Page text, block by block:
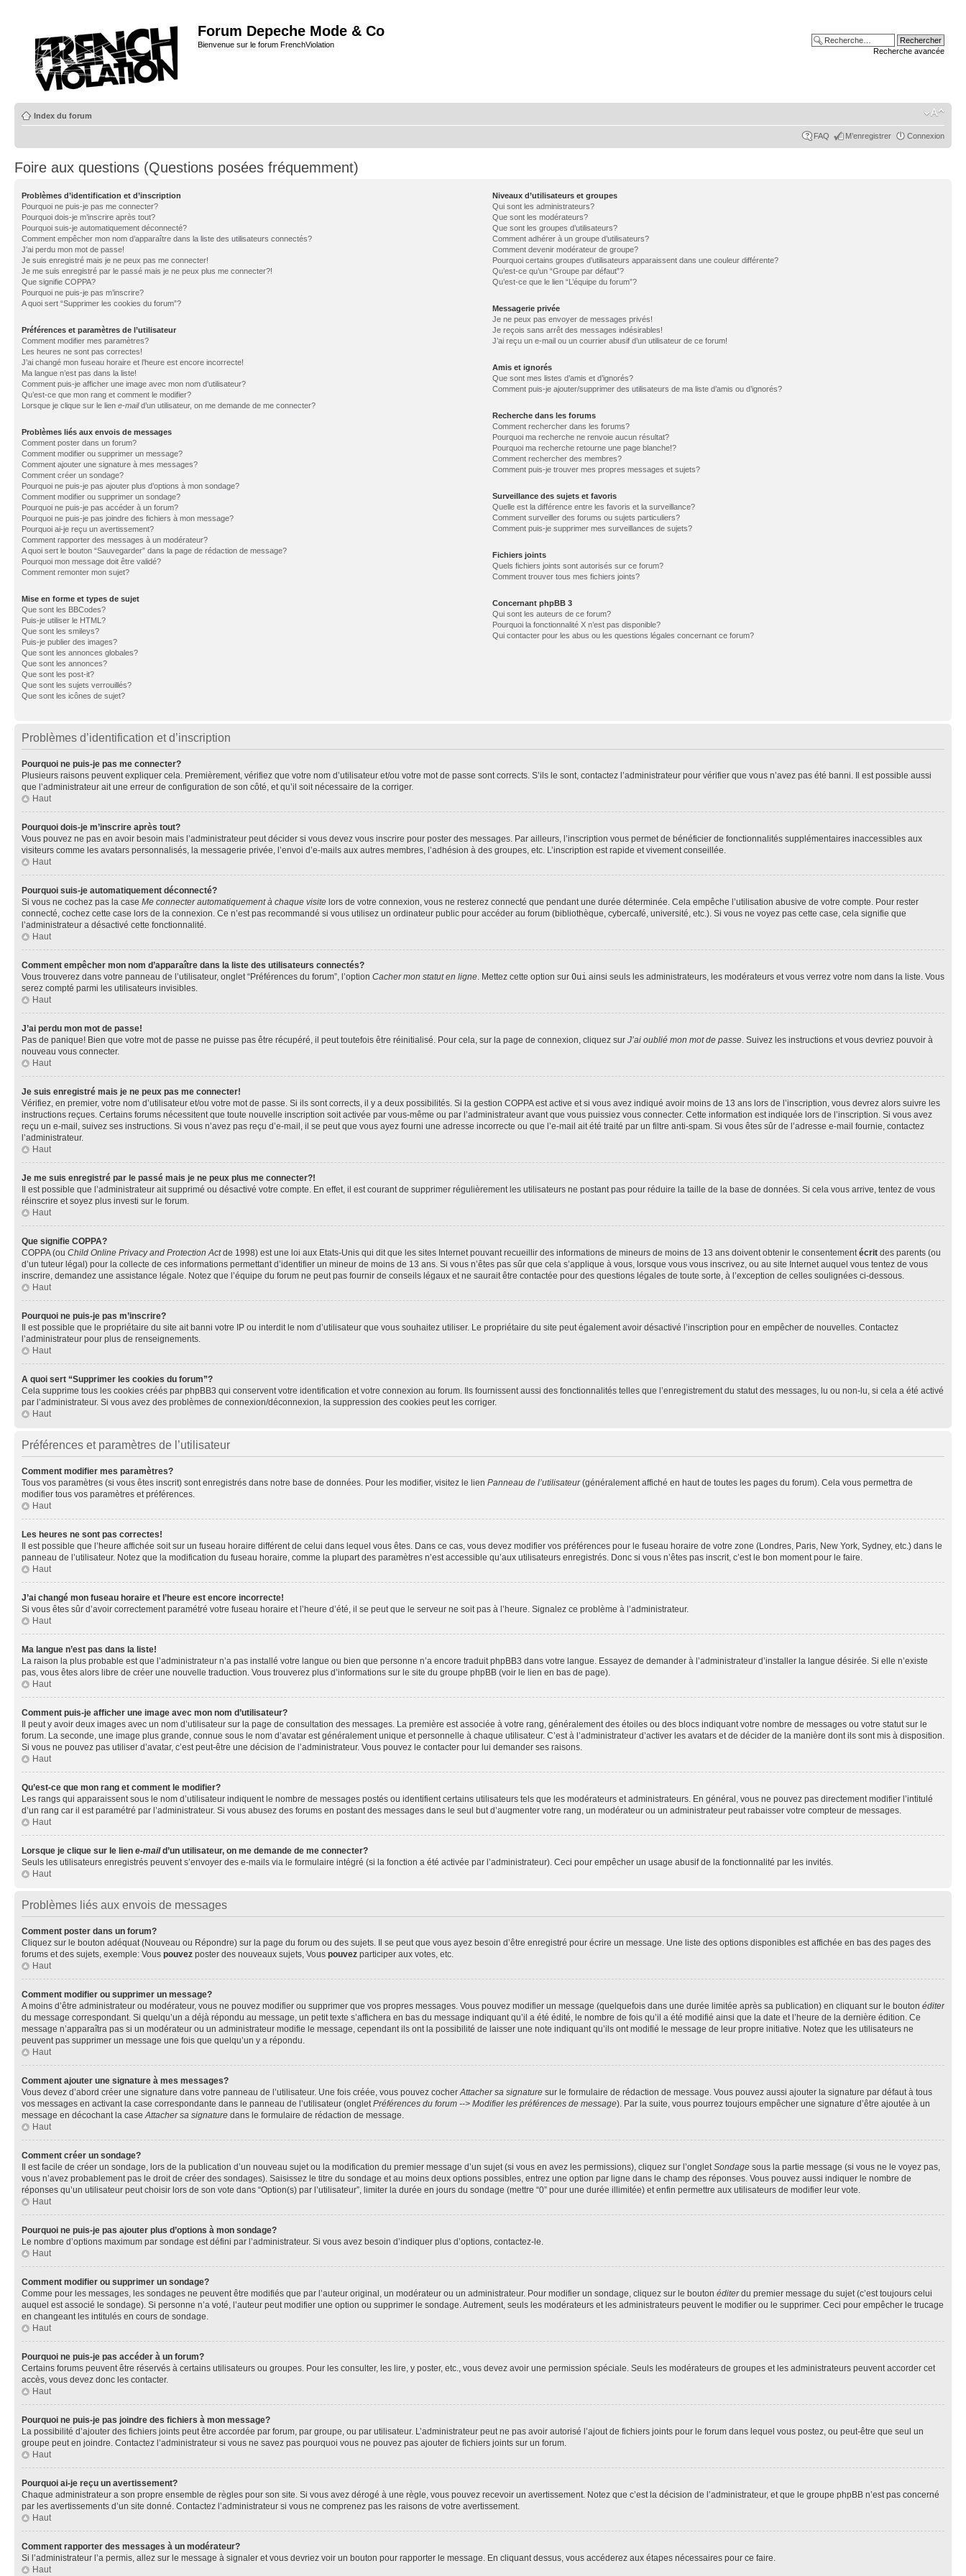
Forum Depeche Mode & Co
Bienvenue sur le forum FrenchViolation
Recherche avancée
Index du forum
FAQ M’enregistrer Connexion
Foire aux questions (Questions posées fréquemment)
Problèmes d’identification et d’inscription
Pourquoi ne puis-je pas me connecter?
Pourquoi dois-je m’inscrire après tout?
Pourquoi suis-je automatiquement déconnecté?
Comment empêcher mon nom d’apparaître dans la liste des utilisateurs connectés?
J’ai perdu mon mot de passe!
Je suis enregistré mais je ne peux pas me connecter!
Je me suis enregistré par le passé mais je ne peux plus me connecter?!
Que signifie COPPA?
Pourquoi ne puis-je pas m’inscrire?
A quoi sert “Supprimer les cookies du forum”?
Préférences et paramètres de l’utilisateur
Comment modifier mes paramètres?
Les heures ne sont pas correctes!
J’ai changé mon fuseau horaire et l’heure est encore incorrecte!
Ma langue n’est pas dans la liste!
Comment puis-je afficher une image avec mon nom d’utilisateur?
Qu’est-ce que mon rang et comment le modifier?
Lorsque je clique sur le lien e-maild’un utilisateur, on me demande de me connecter?
Problèmes liés aux envois de messages
Comment poster dans un forum?
Comment modifier ou supprimer un message?
Comment ajouter une signature à mes messages?
Comment créer un sondage?
Pourquoi ne puis-je pas ajouter plus d’options à mon sondage?
Comment modifier ou supprimer un sondage?
Pourquoi ne puis-je pas accéder à un forum?
Pourquoi ne puis-je pas joindre des fichiers à mon message?
Pourquoi ai-je reçu un avertissement?
Comment rapporter des messages à un modérateur?
A quoi sert le bouton “Sauvegarder” dans la page de rédaction de message?
Pourquoi mon message doit être validé?
Comment remonter mon sujet?
Mise en forme et types de sujet
Que sont les BBCodes?
Puis-je utiliser le HTML?
Que sont les smileys?
Puis-je publier des images?
Que sont les annonces globales?
Que sont les annonces?
Que sont les post-it?
Que sont les sujets verrouillés?
Que sont les icônes de sujet?
Niveaux d’utilisateurs et groupes
Qui sont les administrateurs?
Que sont les modérateurs?
Que sont les groupes d’utilisateurs?
Comment adhérer à un groupe d’utilisateurs?
Comment devenir modérateur de groupe?
Pourquoi certains groupes d’utilisateurs apparaissent dans une couleur différente?
Qu’est-ce qu’un “Groupe par défaut”?
Qu’est-ce que le lien “L’équipe du forum”?
Messagerie privée
Je ne peux pas envoyer de messages privés!
Je reçois sans arrêt des messages indésirables!
J’ai reçu un e-mail ou un courrier abusif d’un utilisateur de ce forum!
Amis et ignorés
Que sont mes listes d’amis et d’ignorés?
Comment puis-je ajouter/supprimer des utilisateurs de ma liste d’amis ou d’ignorés?
Recherche dans les forums
Comment rechercher dans les forums?
Pourquoi ma recherche ne renvoie aucun résultat?
Pourquoi ma recherche retourne une page blanche!?
Comment rechercher des membres?
Comment puis-je trouver mes propres messages et sujets?
Surveillance des sujets et favoris
Quelle est la différence entre les favoris et la surveillance?
Comment surveiller des forums ou sujets particuliers?
Comment puis-je supprimer mes surveillances de sujets?
Fichiers joints
Quels fichiers joints sont autorisés sur ce forum?
Comment trouver tous mes fichiers joints?
Concernant phpBB 3
Qui sont les auteurs de ce forum?
Pourquoi la fonctionnalité X n’est pas disponible?
Qui contacter pour les abus ou les questions légales concernant ce forum?
Problèmes d’identification et d’inscription
Pourquoi ne puis-je pas me connecter?
Plusieurs raisons peuvent expliquer cela. Premièrement, vérifiez que votre nom d’utilisateur et/ou votre mot de passe sont corrects. S’ils le sont, contactez l’administrateur pour vérifier que vous n’avez pas été banni. Il est possible aussi
que l’administrateur ait une erreur de configuration de son côté, et qu’il soit nécessaire de la corriger.
Haut
Pourquoi dois-je m’inscrire après tout?
Vous pouvez ne pas en avoir besoin mais l’administrateur peut décider si vous devez vous inscrire pour poster des messages. Par ailleurs, l’inscription vous permet de bénéficier de fonctionnalités supplémentaires inaccessibles aux
visiteurs comme les avatars personnalisés, la messagerie privée, l’envoi d’e-mails aux autres membres, l’adhésion à des groupes, etc. L’inscription est rapide et vivement conseillée.
Haut
Pourquoi suis-je automatiquement déconnecté?
Si vous ne cochez pas la case Me connecter automatiquement à chaque visite lors de votre connexion, vous ne resterez connecté que pendant une durée déterminée. Cela empêche l’utilisation abusive de votre compte. Pour rester
connecté, cochez cette case lors de la connexion. Ce n’est pas recommandé si vous utilisez un ordinateur public pour accéder au forum (bibliothèque, cybercafé, université, etc.). Si vous ne voyez pas cette case, cela signifie que
l’administrateur a désactivé cette fonctionnalité.
Haut
Comment empêcher mon nom d’apparaître dans la liste des utilisateurs connectés?
Vous trouverez dans votre panneau de l’utilisateur, onglet “Préférences du forum”, l’option Cacher mon statut en ligne. Mettez cette option sur Oui ainsi seuls les administrateurs, les modérateurs et vous verrez votre nom dans la liste. Vous
serez compté parmi les utilisateurs invisibles.
Haut
J’ai perdu mon mot de passe!
Pas de panique! Bien que votre mot de passe ne puisse pas être récupéré, il peut toutefois être réinitialisé. Pour cela, sur la page de connexion, cliquez sur J’ai oublié mon mot de passe. Suivez les instructions et vous devriez pouvoir à
nouveau vous connecter.
Haut
Je suis enregistré mais je ne peux pas me connecter!
Vérifiez, en premier, votre nom d’utilisateur et/ou votre mot de passe. Si ils sont corrects, il y a deux possibilités. Si la gestion COPPA est active et si vous avez indiqué avoir moins de 13 ans lors de l’inscription, vous devrez alors suivre les
instructions reçues. Certains forums nécessitent que toute nouvelle inscription soit activée par vous-même ou par l’administrateur avant que vous puissiez vous connecter. Cette information est indiquée lors de l’inscription. Si vous avez
reçu un e-mail, suivez ses instructions. Si vous n’avez pas reçu d’e-mail, il se peut que vous ayez fourni une adresse incorrecte ou que l’e-mail ait été traité par un filtre anti-spam. Si vous êtes sûr de l’adresse e-mail fournie, contactez
l’administrateur.
Haut
Je me suis enregistré par le passé mais je ne peux plus me connecter?!
Il est possible que l’administrateur ait supprimé ou désactivé votre compte. En effet, il est courant de supprimer régulièrement les utilisateurs ne postant pas pour réduire la taille de la base de données. Si cela vous arrive, tentez de vous
réinscrire et soyez plus investi sur le forum.
Haut
Que signifie COPPA?
COPPA (ou Child Online Privacy and Protection Actde 1998) est une loi aux Etats-Unis qui dit que les sites Internet pouvant recueillir des informations de mineurs de moins de 13 ans doivent obtenir le consentementécrit des parents (ou
d’un tuteur légal) pour la collecte de ces informations permettant d’identifier un mineur de moins de 13 ans. Si vous n’êtes pas sûr que cela s’applique à vous, lorsque vous vous inscrivez, ou au site Internet auquel vous tentez de vous
inscrire, demandez une assistance légale. Notez que l’équipe du forum ne peut pas fournir de conseils légaux et ne saurait être contactée pour des questions légales de toute sorte, à l’exception de celles soulignées ci-dessous.
Haut
Pourquoi ne puis-je pas m’inscrire?
Il est possible que le propriétaire du site ait banni votre IP ou interdit le nom d’utilisateur que vous souhaitez utiliser. Le propriétaire du site peut également avoir désactivé l’inscription pour en empêcher de nouvelles. Contactez
l’administrateur pour plus de renseignements.
Haut
A quoi sert “Supprimer les cookies du forum”?
Cela supprime tous les cookies créés par phpBB3 qui conservent votre identification et votre connexion au forum. Ils fournissent aussi des fonctionnalités telles que l’enregistrement du statut des messages, lu ou non-lu, si cela a été activé
par l’administrateur. Si vous avez des problèmes de connexion/déconnexion, la suppression des cookies peut les corriger.
Haut
Préférences et paramètres de l’utilisateur
Comment modifier mes paramètres?
Tous vos paramètres (si vous êtes inscrit) sont enregistrés dans notre base de données. Pour les modifier, visitez le lien Panneau de l’utilisateur(généralement affiché en haut de toutes les pages du forum). Cela vous permettra de
modifier tous vos paramètres et préférences.
Haut
Les heures ne sont pas correctes!
Il est possible que l’heure affichée soit sur un fuseau horaire différent de celui dans lequel vous êtes. Dans ce cas, vous devez modifier vos préférences pour le fuseau horaire de votre zone (Londres, Paris, New York, Sydney, etc.) dans le
panneau de l’utilisateur. Notez que la modification du fuseau horaire, comme la plupart des paramètres n’est accessible qu’aux utilisateurs enregistrés. Donc si vous n’êtes pas inscrit, c’est le bon moment pour le faire.
Haut
J’ai changé mon fuseau horaire et l’heure est encore incorrecte!
Si vous êtes sûr d’avoir correctement paramétré votre fuseau horaire et l’heure d’été, il se peut que le serveur ne soit pas à l’heure. Signalez ce problème à l’administrateur.
Haut
Ma langue n’est pas dans la liste!
La raison la plus probable est que l’administrateur n’a pas installé votre langue ou bien que personne n’a encore traduit phpBB3 dans votre langue. Essayez de demander à l’administrateur d’installer la langue désirée. Si elle n’existe
pas, vous êtes alors libre de créer une nouvelle traduction. Vous trouverez plus d’informations sur le site du groupe phpBB (voir le lien en bas de page).
Haut
Comment puis-je afficher une image avec mon nom d’utilisateur?
Il peut y avoir deux images avec un nom d’utilisateur sur la page de consultation des messages. La première est associée à votre rang, généralement des étoiles ou des blocs indiquant votre nombre de messages ou votre statut sur le
forum. La seconde, une image plus grande, connue sous le nom d’avatar est généralement unique et personnelle à chaque utilisateur. C’est à l’administrateur d’activer les avatars et de décider de la manière dont ils sont mis à disposition.
Si vous ne pouvez pas utiliser d’avatar, c’est peut-être une décision de l’administrateur. Vous pouvez le contacter pour lui demander ses raisons.
Haut
Qu’est-ce que mon rang et comment le modifier?
Les rangs qui apparaissent sous le nom d’utilisateur indiquent le nombre de messages postés ou identifient certains utilisateurs tels que les modérateurs et administrateurs. En général, vous ne pouvez pas directement modifier l’intitulé
d’un rang car il est paramétré par l’administrateur. Si vous abusez des forums en postant des messages dans le seul but d’augmenter votre rang, un modérateur ou un administrateur peut rabaisser votre compteur de messages.
Haut
Lorsque je clique sur le lien e-maild’un utilisateur, on me demande de me connecter?
Seuls les utilisateurs enregistrés peuvent s’envoyer des e-mails via le formulaire intégré (si la fonction a été activée par l’administrateur). Ceci pour empêcher un usage abusif de la fonctionnalité par les invités.
Haut
Problèmes liés aux envois de messages
Comment poster dans un forum?
Cliquez sur le bouton adéquat (Nouveau ou Répondre) sur la page du forum ou des sujets. Il se peut que vous ayez besoin d’être enregistré pour écrire un message. Une liste des options disponibles est affichée en bas des pages des
forums et des sujets, exemple: Vous pouvez poster des nouveaux sujets, Vous pouvez participer aux votes, etc.
Haut
Comment modifier ou supprimer un message?
A moins d’être administrateur ou modérateur, vous ne pouvez modifier ou supprimer que vos propres messages. Vous pouvez modifier un message (quelquefois dans une durée limitée après sa publication) en cliquant sur le bouton éditer
du message correspondant. Si quelqu’un a déjà répondu au message, un petit texte s’affichera en bas du message indiquant qu’il a été édité, le nombre de fois qu’il a été modifié ainsi que la date et l’heure de la dernière édition. Ce
message n’apparaîtra pas si un modérateur ou un administrateur modifie le message, cependant ils ont la possibilité de laisser une note indiquant qu’ils ont modifié le message de leur propre initiative. Notez que les utilisateurs ne
peuvent pas supprimer un message une fois que quelqu’un y a répondu.
Haut
Comment ajouter une signature à mes messages?
Vous devez d’abord créer une signature dans votre panneau de l’utilisateur. Une fois créée, vous pouvez cocherAttacher sa signature sur le formulaire de rédaction de message. Vous pouvez aussi ajouter la signature par défaut à tous
vos messages en activant la case correspondante dans le panneau de l’utilisateur (ongletPréférences du forum --> Modifier les préférences de message). Par la suite, vous pourrez toujours empêcher une signature d’être ajoutée à un
message en décochant la caseAttacher sa signature dans le formulaire de rédaction de message.
Haut
Comment créer un sondage?
Il est facile de créer un sondage, lors de la publication d’un nouveau sujet ou la modification du premier message d’un sujet (si vous en avez les permissions), cliquez sur l’ongletSondage sous la partie message (si vous ne le voyez pas,
vous n’avez probablement pas le droit de créer des sondages). Saisissez le titre du sondage et au moins deux options possibles, entrez une option par ligne dans le champ des réponses. Vous pouvez aussi indiquer le nombre de
réponses qu’un utilisateur peut choisir lors de son vote dans “Option(s) par l’utilisateur”, limiter la durée en jours du sondage (mettre “0” pour une durée illimitée) et enfin permettre aux utilisateurs de modifier leur vote.
Haut
Pourquoi ne puis-je pas ajouter plus d’options à mon sondage?
Le nombre d’options maximum par sondage est défini par l’administrateur. Si vous avez besoin d’indiquer plus d’options, contactez-le.
Haut
Comment modifier ou supprimer un sondage?
Comme pour les messages, les sondages ne peuvent être modifiés que par l’auteur original, un modérateur ou un administrateur. Pour modifier un sondage, cliquez sur le bouton éditerdu premier message du sujet (c’est toujours celui
auquel est associé le sondage). Si personne n’a voté, l’auteur peut modifier une option ou supprimer le sondage. Autrement, seuls les modérateurs et les administrateurs peuvent le modifier ou le supprimer. Ceci pour empêcher le trucage
en changeant les intitulés en cours de sondage.
Haut
Pourquoi ne puis-je pas accéder à un forum?
Certains forums peuvent être réservés à certains utilisateurs ou groupes. Pour les consulter, les lire, y poster, etc., vous devez avoir une permission spéciale. Seuls les modérateurs de groupes et les administrateurs peuvent accorder cet
accès, vous devez donc les contacter.
Haut
Pourquoi ne puis-je pas joindre des fichiers à mon message?
La possibilité d’ajouter des fichiers joints peut être accordée par forum, par groupe, ou par utilisateur. L’administrateur peut ne pas avoir autorisé l’ajout de fichiers joints pour le forum dans lequel vous postez, ou peut-être que seul un
groupe peut en joindre. Contactez l’administrateur si vous ne savez pas pourquoi vous ne pouvez pas ajouter de fichiers joints sur un forum.
Haut
Pourquoi ai-je reçu un avertissement?
Chaque administrateur a son propre ensemble de règles pour son site. Si vous avez dérogé à une règle, vous pouvez recevoir un avertissement. Notez que c’est la décision de l’administrateur, et que le groupe phpBB n’est pas concerné
par les avertissements d’un site donné. Contactez l’administrateur si vous ne comprenez pas les raisons de votre avertissement.
Haut
Comment rapporter des messages à un modérateur?
Si l’administrateur l’a permis, allez sur le message à signaler et vous devriez voir un bouton pour rapporter le message. En cliquant dessus, vous accéderez aux étapes nécessaires pour ce faire.
Haut